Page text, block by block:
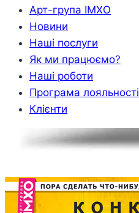
Арт-група ІМХО
Новини
Наші послуги
Як ми працюємо?
Наші роботи
Програма лояльності
Клієнти